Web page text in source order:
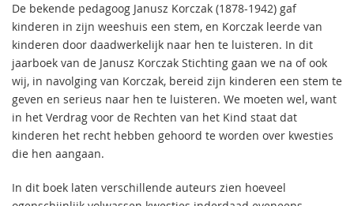
De bekende pedagoog Janusz Korczak (1878-1942) gaf
kinderen in zijn weeshuis een stem, en Korczak leerde van
kinderen door daadwerkelijk naar hen te luisteren. In dit
jaarboek van de Janusz Korczak Stichting gaan we na of ook
wij, in navolging van Korczak, bereid zijn kinderen een stem te
geven en serieus naar hen te luisteren. We moeten wel, want
in het Verdrag voor de Rechten van het Kind staat dat
kinderen het recht hebben gehoord te worden over kwesties
die hen aangaan.
In dit boek laten verschillende auteurs zien hoeveel